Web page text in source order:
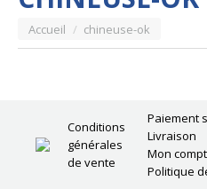
Vous êtes ici :
Accueil chineuse-ok
Conditions
générales
de vente
Paiement
Livraison
Mon
Politique